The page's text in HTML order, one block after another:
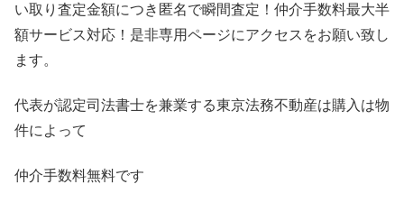
い取り査定金額につき匿名で瞬間査定！仲介手数料最大半
額サービス対応！是非専用ページにアクセスをお願い致し
ます。
代表が認定司法書士を兼業する東京法務不動産は購入は物
件によって
仲介手数料無料です